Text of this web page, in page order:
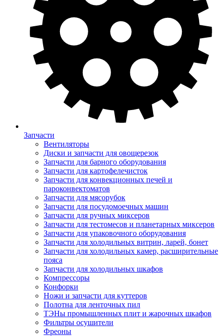
Запчасти
Вентиляторы
Диски и запчасти для овощерезок
Запчасти для барного оборудования
Запчасти для картофелечисток
Запчасти для конвекционных печей и
пароконвектоматов
Запчасти для мясорубок
Запчасти для посудомоечных машин
Запчасти для ручных миксеров
Запчасти для тестомесов и планетарных миксеров
Запчасти для упаковочного оборудования
Запчасти для холодильных витрин, ларей, бонет
Запчасти для холодильных камер, расширительные
пояса
Запчасти для холодильных шкафов
Компрессоры
Конфорки
Ножи и запчасти для куттеров
Полотна для ленточных пил
ТЭНы промышленных плит и жарочных шкафов
Фильтры осушители
Фреоны